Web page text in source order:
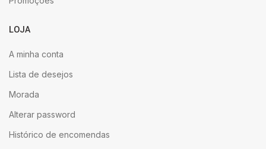
LOJA
A minha conta
Lista de desejos
Morada
Alterar password
Histórico de encomendas